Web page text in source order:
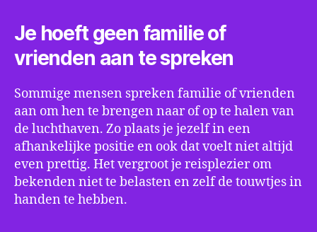
Je hoeft geen familie of
vrienden aan te spreken
Sommige mensen spreken familie of vrienden
aan om hen te brengen naar of op te halen van
de luchthaven. Zo plaats je jezelf in een
afhankelijke positie en ook dat voelt niet altijd
even prettig. Het vergroot je reisplezier om
bekenden niet te belasten en zelf de touwtjes in
handen te hebben.